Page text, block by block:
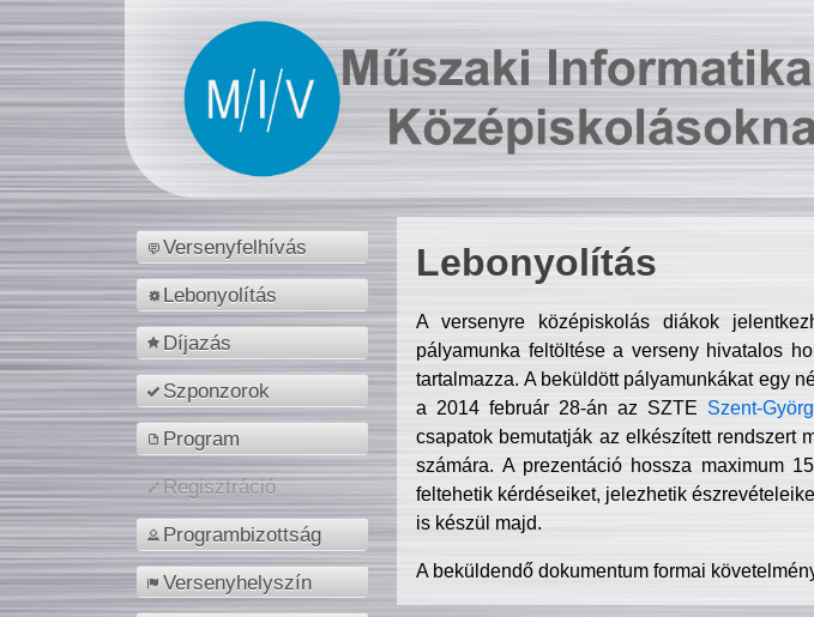
Versenyfelhívás
Lebonyolítás
Díjazás
Szponzorok
Program
Regisztráció
Programbizottság
Versenyhelyszín
Lebonyolítás
A versenyre középiskolás diákok
pályamunka feltöltése a verseny hivatalos
tartalmazza. A beküldött pályamunkákat egy
a 2014 február 28-án az SZTE Szent-
csapatok bemutatják az elkészített rendszert
számára. A prezentáció hossza maximum
feltehetik kérdéseiket, jelezhetik
is készül majd.
A beküldendő dokumentum formai